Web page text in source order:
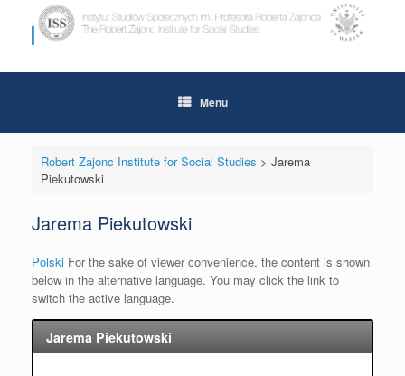
content
Menu
Robert Zajonc Institute for Social Studies > Jarema
Piekutowski
Jarema Piekutowski
Polski For the sake of viewer convenience, the content is shown
below in the alternative language. You may click the link to
switch the active language.
Jarema Piekutowski